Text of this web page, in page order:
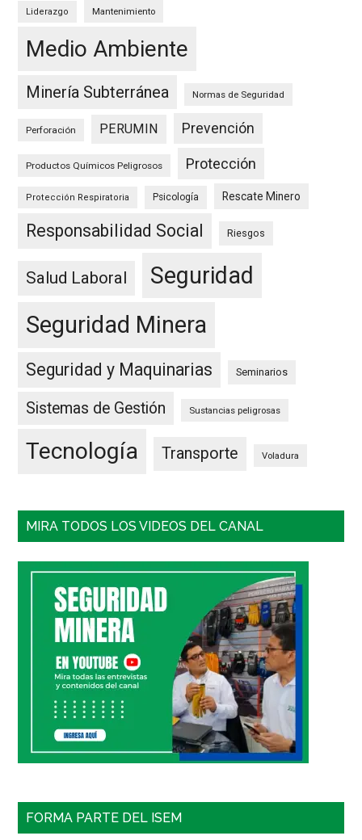
Liderazgo Mantenimiento
Medio Ambiente
Minería Subterránea Normas de Seguridad
Perforación PERUMIN Prevención
Productos Químicos Peligrosos Protección
Protección Respiratoria Psicología Rescate Minero
Responsabilidad Social Riesgos
Salud Laboral
Seguridad
Seguridad Minera
Seguridad y Maquinarias Seminarios
Sistemas de Gestión Sustancias peligrosas
Tecnología Transporte Voladura
MIRA TODOS LOS VIDEOS DEL CANAL
FORMA PARTE DEL ISEM